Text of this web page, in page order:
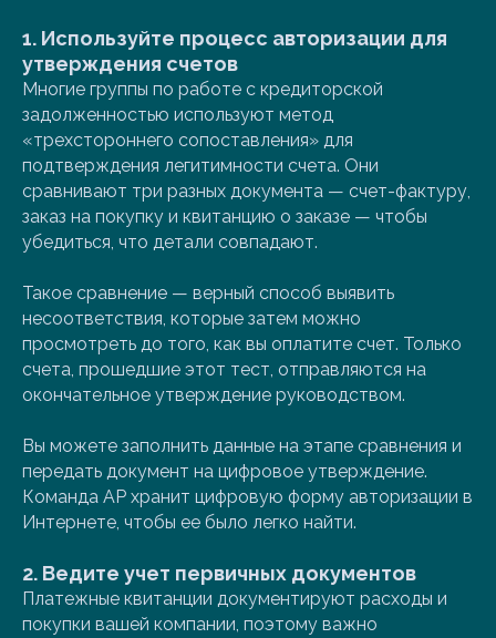
1. Используйте процесс авторизации для
утверждения счетов
Многие группы по работе с кредиторской
задолженностью используют метод
«трехстороннего сопоставления» для
подтверждения легитимности счета. Они
сравнивают три разных документа — счет-фактуру,
заказ на покупку и квитанцию ​​о заказе — чтобы
убедиться, что детали совпадают.
Такое сравнение — верный способ выявить
несоответствия, которые затем можно
просмотреть до того, как вы оплатите счет. Только
счета, прошедшие этот тест, отправляются на
окончательное утверждение руководством.
Вы можете заполнить данные на этапе сравнения и
передать документ на цифровое утверждение.
Команда AP хранит цифровую форму авторизации в
Интернете, чтобы ее было легко найти.
2. Ведите учет первичных документов
Платежные квитанции документируют расходы и
покупки вашей компании, поэтому важно